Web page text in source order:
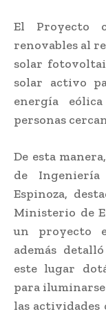
El Proyecto
renovables al
solar
solar activo
energía
personas
De esta
de
Espinoza,
Ministerio de
un proyecto
además
este lugar
para
las actividades